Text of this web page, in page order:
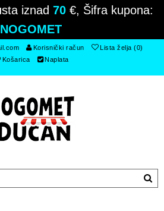
iznad 70 €, Šifra kupona:
NOGOMET
Korisnički račun
Lista želja (0)
Košarica
Naplata